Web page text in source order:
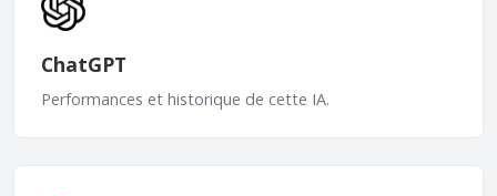
ChatGPT
Performances et historique de cette IA.